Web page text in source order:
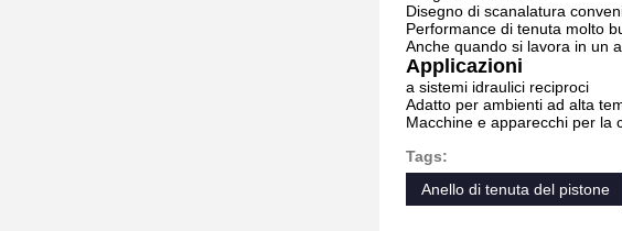
Disegno di scanalatura
Performance di tenuta molto
Anche quando si lavora in un
Applicazioni
a sistemi idraulici reciproci
Adatto per ambienti ad alta
Macchine e apparecchi per la
Tags:
Anello di tenuta del pistone